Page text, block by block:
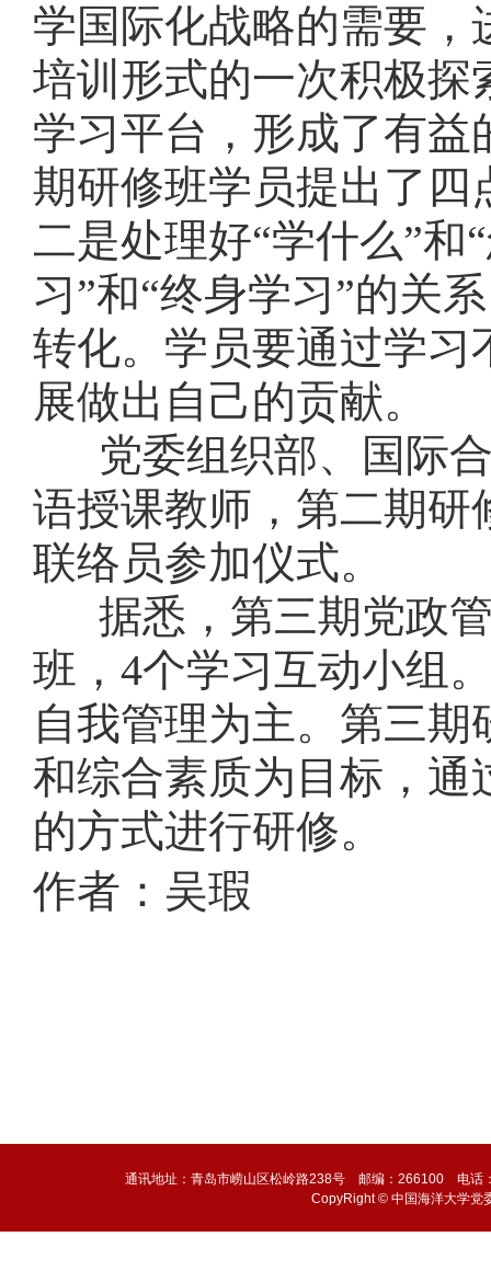
学国际化战略的需要
培训形式的一次积极探
学习平台，形成了有
期研修班学员提出了四
二是处理好“学什么”和
习”和“终身学习”的关
转化。学员要通过学习
展做出自己的贡献。
党委组织部、国际合
语授课教师，第二期研
联络员参加仪式。
据悉，第三期党政管
班，4个学习互动小组
自我管理为主。第三
和综合素质为目标，通
的方式进行研修。
作者：吴瑕
通讯地址：青岛市崂山区松岭路238号 邮编：266100 电
CopyRight © 中国海洋大学党